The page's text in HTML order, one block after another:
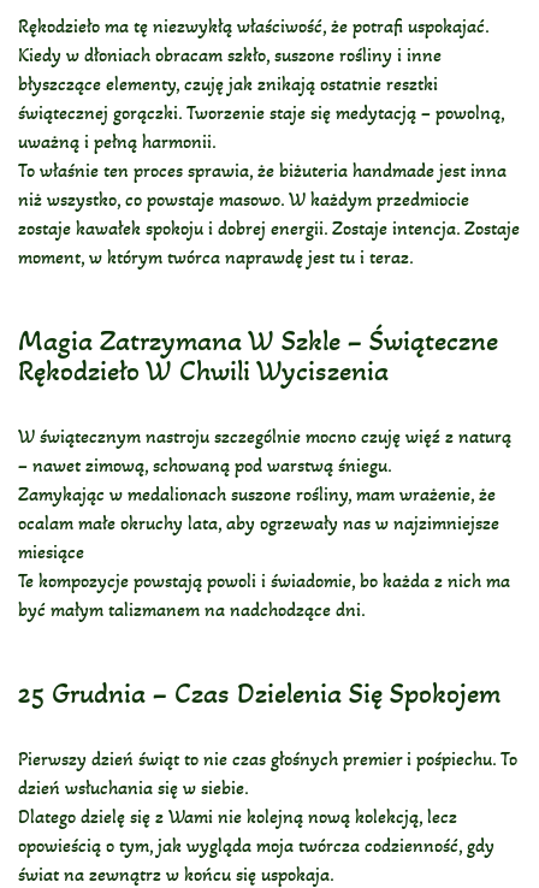
Rękodzieło ma tę niezwykłą właściwość, że potrafi uspokajać.
Kiedy w dłoniach obracam szkło, suszone rośliny i inne
błyszczące elementy, czuję jak znikają ostatnie resztki
świątecznej gorączki. Tworzenie staje się medytacją – powolną,
uważną i pełną harmonii.
To właśnie ten proces sprawia, że biżuteria handmade jest inna
niż wszystko, co powstaje masowo. W każdym przedmiocie
zostaje kawałek spokoju i dobrej energii. Zostaje intencja. Zostaje
moment, w którym twórca naprawdę jest tu i teraz.
Magia Zatrzymana W Szkle – Świąteczne
Rękodzieło W Chwili Wyciszenia
W świątecznym nastroju szczególnie mocno czuję więź z naturą
– nawet zimową, schowaną pod warstwą śniegu.
Zamykając w medalionach suszone rośliny, mam wrażenie, że
ocalam małe okruchy lata, aby ogrzewały nas w najzimniejsze
miesiące
Te kompozycje powstają powoli i świadomie, bo każda z nich ma
być małym talizmanem na nadchodzące dni.
25 Grudnia – Czas Dzielenia Się Spokojem
Pierwszy dzień świąt to nie czas głośnych premier i pośpiechu. To
dzień wsłuchania się w siebie.
Dlatego dzielę się z Wami nie kolejną nową kolekcją, lecz
opowieścią o tym, jak wygląda moja twórcza codzienność, gdy
świat na zewnątrz w końcu się uspokaja.